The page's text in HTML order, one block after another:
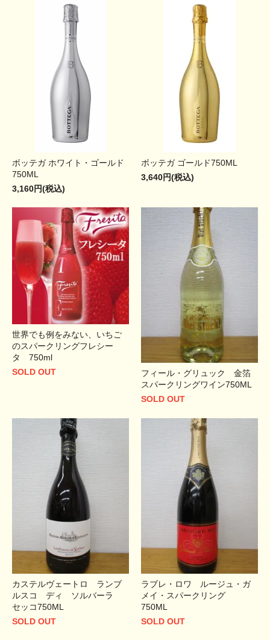
ボッテガ ホワイト・ゴールド
750ML
3,160円(税込)
ボッテガ ゴールド750ML
3,640円(税込)
世界でも例をみない、いちご
のスパークリングフレシー
タ 750ml
SOLD OUT
フィール・グリュック 金箔
スパークリングワイン750ML
SOLD OUT
カステルヴェートロ ランブ
ルスコ ディ ソルバーラ
セッコ750ML
SOLD OUT
ラブレ・ロワ ルージュ・ガ
メイ・スパークリング
750ML
SOLD OUT